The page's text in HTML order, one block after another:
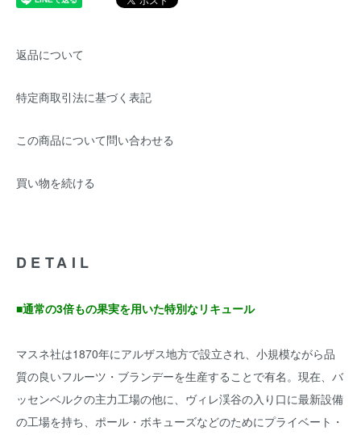
返品について
特定商取引法に基づく表記
この商品について問い合わせる
買い物を続ける
DETAIL
■通常の3倍もの果実を用いた特別なリキュール
マスネ社は1870年にアルザス地方で設立され、小規模ながら品
質の良いフルーツ・ブランデーを生産することで有名。現在、バ
ッセンベルクの主力工場の他に、ヴィレ渓谷の入り口に最新設備
の工場を持ち、ポール・ボキューズなどのためにプライベート・